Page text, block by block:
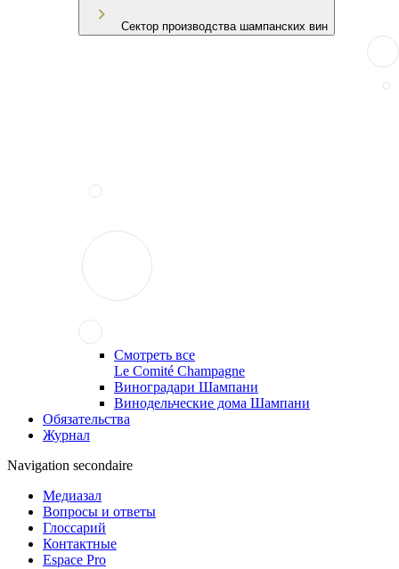
Сектор производства шампанских вин
Смотреть все
Le Comité Champagne
Виноградари Шампани
Винодельческие дома Шампани
Обязательства
Журнал
Navigation secondaire
Медиазал
Вопросы и ответы
Глоссарий
Контактные
Espace Pro